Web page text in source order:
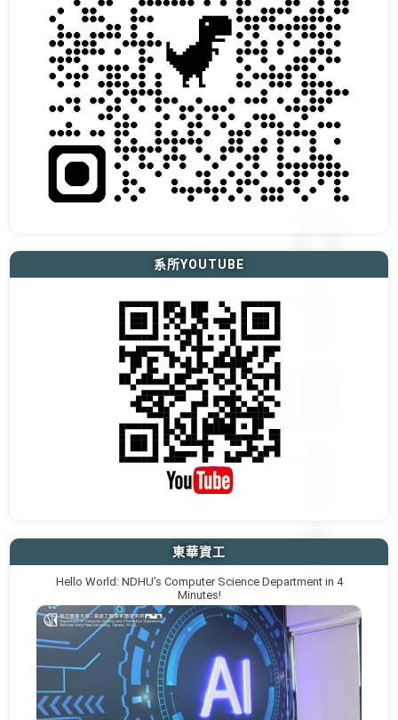
系所YOUTUBE
東華資工
Hello World: NDHU’s Computer Science Department in 4
Minutes!